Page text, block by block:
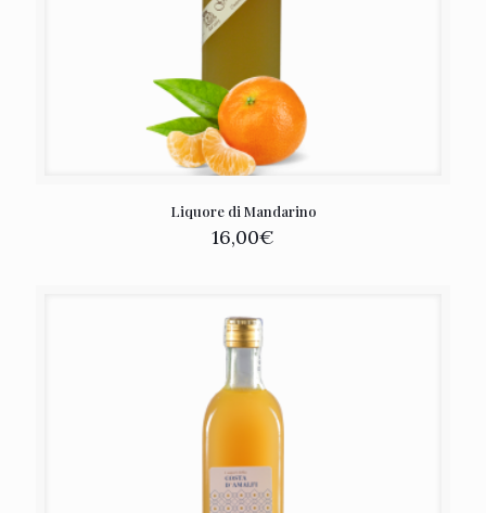
Liquore di Mandarino
16,00€